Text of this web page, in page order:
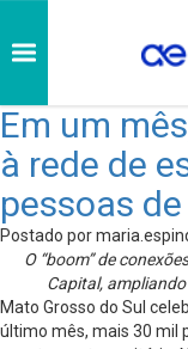
Em um
à rede de
pessoas de
Postado por
O “boom” de
Capital,
Mato Grosso do Sul
último mês, mais 30 mil